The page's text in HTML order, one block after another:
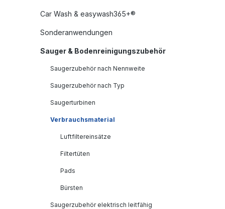
Car Wash & easywash365+®
Sonderanwendungen
Sauger & Bodenreinigungszubehör
Saugerzubehör nach Nennweite
Saugerzubehör nach Typ
Saugerturbinen
Verbrauchsmaterial
Luftfiltereinsätze
Filtertüten
Pads
Bürsten
Saugerzubehör elektrisch leitfähig